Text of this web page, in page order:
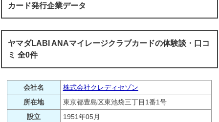
カード発行企業データ
ヤマダLABI ANAマイレージクラブカードの体験談・口コ
ミ 全0件
会社名
株式会社クレディセゾン
所在地
東京都豊島区東池袋三丁目1番1号
設立
1951年05月